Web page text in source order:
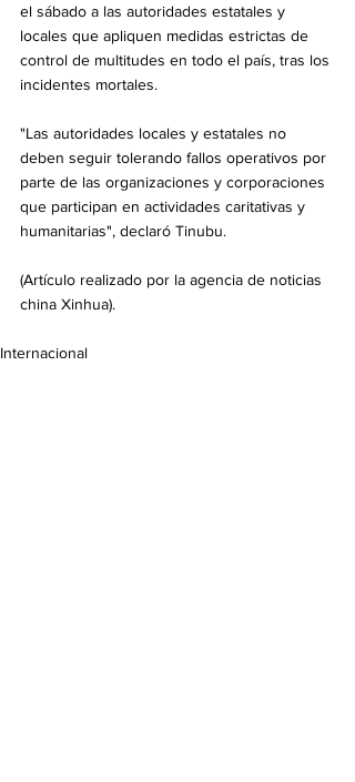
el sábado a las autoridades estatales y
locales que apliquen medidas estrictas de
control de multitudes en todo el país, tras los
incidentes mortales.
"Las autoridades locales y estatales no
deben seguir tolerando fallos operativos por
parte de las organizaciones y corporaciones
que participan en actividades caritativas y
humanitarias", declaró Tinubu.
(Artículo realizado por la agencia de noticias
china Xinhua).
Internacional